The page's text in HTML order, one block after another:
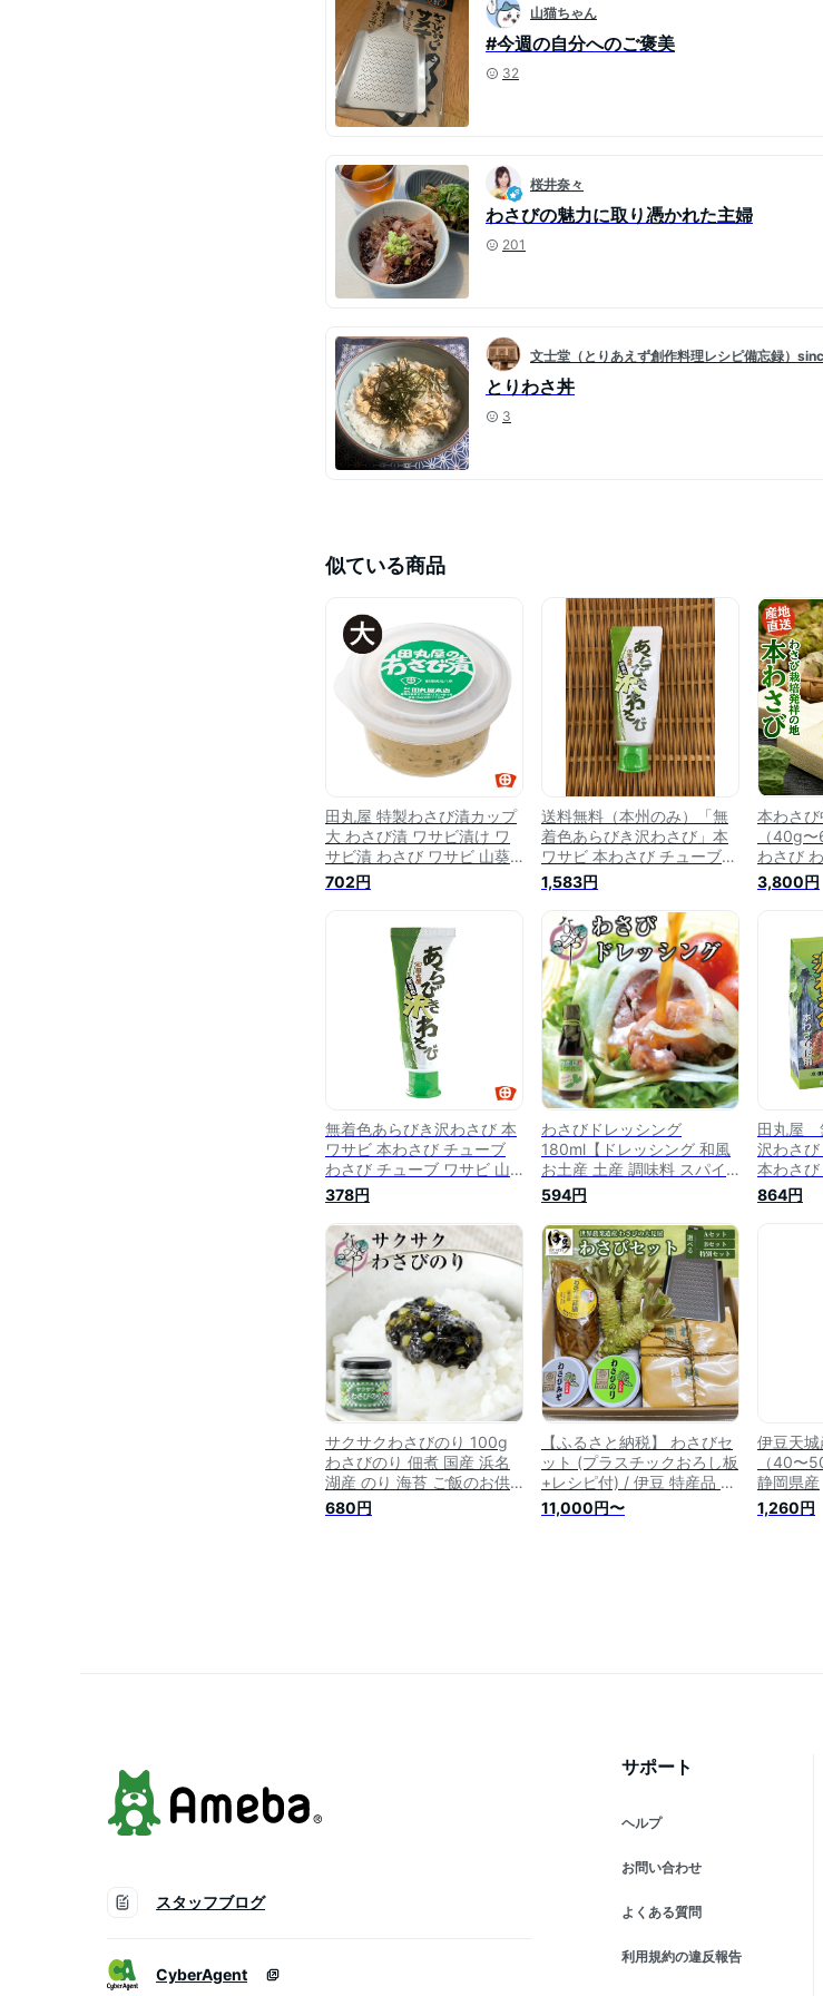
山猫ちゃん
#今週の自分へのご褒美
32
桜井奈々
わさびの魅力に取り憑かれた主婦
201
文士堂（とりあえず創作料理レシピ備忘録）
とりわさ丼
3
似ている商品
田丸屋 特製わさび漬カップ
大 わさび漬 ワサビ漬け ワ
サビ漬 わさび ワサビ 山葵
おつまみ 静岡土産 静岡 静
岡県 お土産 ご当地 名産 特
702円
送料無料（本州のみ）「無
着色あらびき沢わさび」本
ワサビ 本わさび チューブ
わさび チューブ ワサビ 山
葵 無着色 粗挽き あらびき
静岡 県 静岡土産 土産 お土
産 お取り寄せ グルメ ご当
地 グルメ お店
1,583円
本わさ
（40g
わさび
ワサビ
静岡県産
3,800円
無着色あらびき沢わさび 本
ワサビ 本わさび チューブ
わさび チューブ ワサビ 山
葵 無着色 粗挽き あらびき
静岡 県 静岡土産 土産 お土
産 お取り寄せ グルメ ご当
地 グルメ
378円
わさびドレッシング
180ml【ドレッシング 和風
お土産 土産 調味料 スパイ
ス たれ タレ サラダ お取り
寄せ おうち グルメ わさび
山葵 ワサビ 静岡土産 静岡
県】
594円
田丸屋
沢わさ
本わさ
葵 チュ
すりおろ
864円
サクサクわさびのり 100g
わさびのり 佃煮 国産 浜名
湖産 のり 海苔 ご飯のお供
お取り寄せ おつまみ グルメ
酒の肴 わさび 山葵 ワサビ
680円
【ふるさと納税】 わさびセ
ット (プラスチックおろし板
+レシピ付) / 伊豆 特産品 特
産 わさび ワサビ 生 生わさ
び 生ワサビ 本わさび 本ワ
11,000円〜
伊豆天
（40〜
静岡県産
1,260円
スタッフブログ
CyberAgent
サポート
ヘルプ
お問い合わせ
よくある質問
利用規約の違反報告